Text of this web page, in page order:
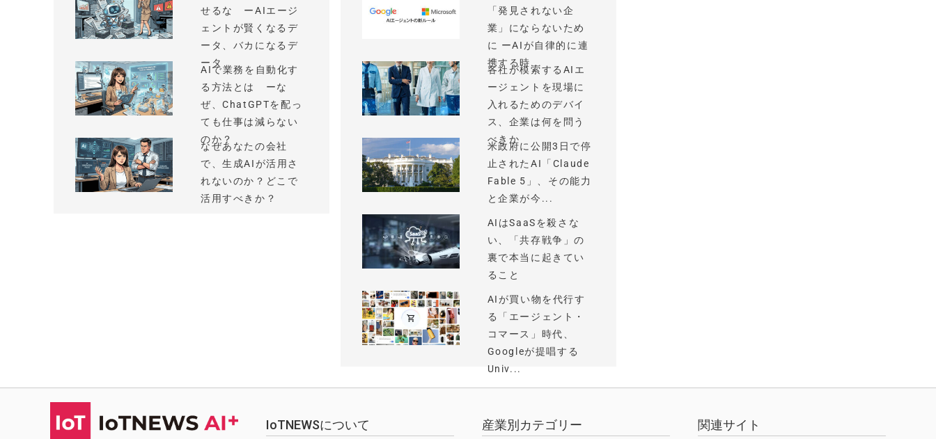
せるな ーAIエージ
ェントが賢くなるデ
ータ、バカになるデ
ータ
AIで業務を自動化す
る方法とは ーな
ぜ、ChatGPTを配っ
ても仕事は減らない
のか？
なぜあなたの会社
で、生成AIが活用さ
れないのか？どこで
活用すべきか？
「発見されない企
業」にならないため
に ーAIが自律的に連
携する時...
各社が模索するAIエ
ージェントを現場に
入れるためのデバイ
ス、企業は何を問う
べきか
米政府に公開3日で停
止されたAI「Claude
Fable 5」、その能力
と企業が今...
AIはSaaSを殺さな
い、「共存戦争」の
裏で本当に起きてい
ること
AIが買い物を代行す
る「エージェント・
コマース」時代、
Googleが提唱する
Univ...
IoTNEWSについて 産業別カテゴリー 関連サイト